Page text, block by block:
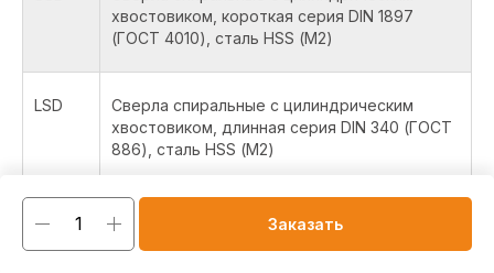
хвостовиком, короткая серия DIN 1897
(ГОСТ 4010), сталь HSS (М2)
LSD
Сверла спиральные с цилиндрическим
хвостовиком, длинная серия DIN 340 (ГОСТ
886), сталь HSS (М2)
COLSD
Сверла спиральные с цилиндрическим
Заказать